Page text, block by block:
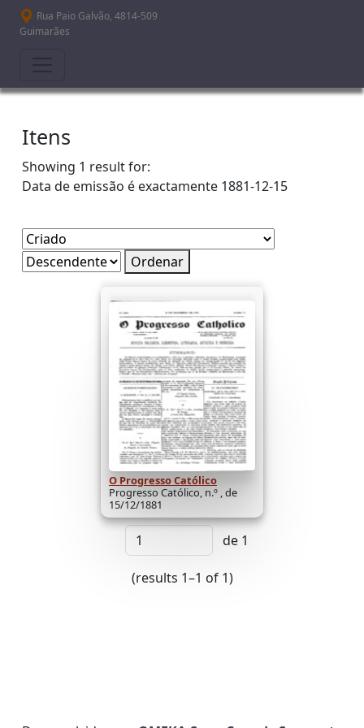
Passar para o conteúdo principal
Rua Paio Galvão, 4814-509
Guimarães
Itens
Showing 1 result for:
Data de emissão é exactamente 1881-12-15
Ordenar
O Progresso Católico
Progresso Católico, n.º , de
15/12/1881
de 1
(results 1–1 of 1)